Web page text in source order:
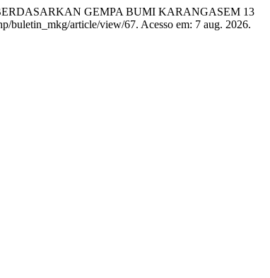
GEMPA BUMI KARANGASEM 13
buletin_mkg/article/view/67. Acesso em: 7 aug. 2026.